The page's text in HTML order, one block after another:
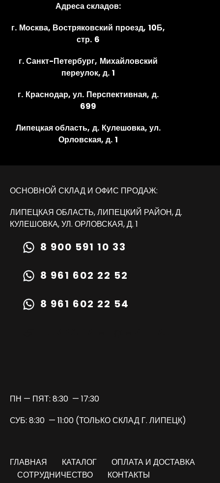
Адреса складов:
г. Москва, Востряковский проезд, 10Б,
стр. 6
г. Санкт-Петербург, Михайловский
переулок, д. 1
г. Краснодар, ул. Перспективная, д.
699
Липецкая область, д. Кулешовка, ул.
Орловская, д. 1
ОСНОВНОЙ СКЛАД И ОФИС ПРОДАЖ:
ЛИПЕЦКАЯ ОБЛАСТЬ, ЛИПЕЦКИЙ РАЙОН, Д.
КУЛЕШОВКА, УЛ. ОРЛОВСКАЯ, Д. 1
8 900 591 10 33
8 961 602 22 52
8 961 602 22 54
ПН — ПЯТ: 8:30 — 17:30
СУБ: 8:30 — 11:00 (ТОЛЬКО СКЛАД Г. ЛИПЕЦК)
ГЛАВНАЯ КАТАЛОГ
ОПЛАТА И ДОСТАВКА
СОТРУДНИЧЕСТВО
КОНТАКТЫ